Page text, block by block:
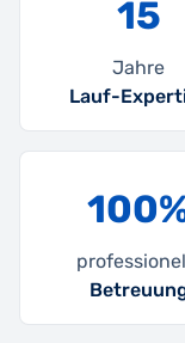
15
Jahre
Lauf-